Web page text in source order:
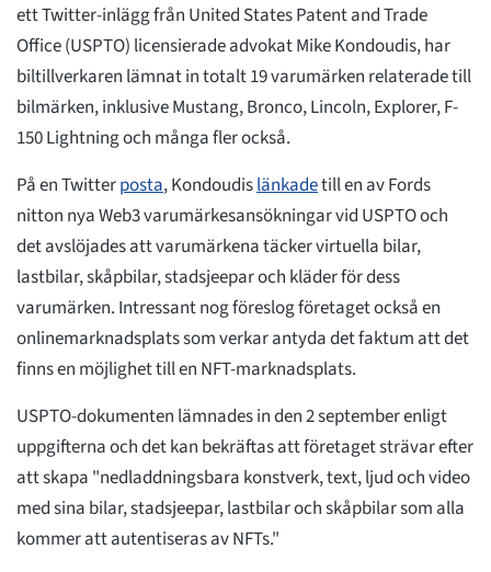
ett Twitter-inlägg från United States Patent and Trade
Office (USPTO) licensierade advokat Mike Kondoudis, har
biltillverkaren lämnat in totalt 19 varumärken relaterade till
bilmärken, inklusive Mustang, Bronco, Lincoln, Explorer, F-
150 Lightning och många fler också.
På en Twitterposta, Kondoudislänkadetill en av Fords
nitton nya Web3 varumärkesansökningar vid USPTO och
det avslöjades att varumärkena täcker virtuella bilar,
lastbilar, skåpbilar, stadsjeepar och kläder för dess
varumärken. Intressant nog föreslog företaget också en
onlinemarknadsplats som verkar antyda det faktum att det
finns en möjlighet till en NFT-marknadsplats.
USPTO-dokumenten lämnades in den 2 september enligt
uppgifterna och det kan bekräftas att företaget strävar efter
att skapa "nedladdningsbara konstverk, text, ljud och video
med sina bilar, stadsjeepar, lastbilar och skåpbilar som alla
kommer att autentiseras av NFTs."